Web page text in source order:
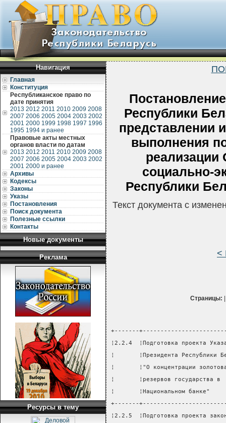
Навигация
Главная
Конституция
Республиканское право по
дате принятия
2013 2012 2011 2010 2009 2008
2007 2006 2005 2004 2003 2002
2001 2000 1999 1998 1997 1996
1995 1994 и ранее
Правовые акты местных
органов власти по датам
2013 2012 2011 2010 2009 2008
2007 2006 2005 2004 2003 2002
2001 2000 и ранее
Архивы
Кодексы
Законы
Указы
Постановления
Поиск документа
Полезные ссылки
Контакты
Новые документы
Реклама
Ресурсы в тему
Республики
представлении
выполнения
социально-
Республики
Текст документа с
<
Страницы:
+-------
¦2.2.4  ¦Подготовка проекта
¦       ¦Президента
¦       ¦"О концентрации
¦       ¦резервов
¦       ¦Национальном
+-------
¦2.2.5  ¦Подготовка проекта